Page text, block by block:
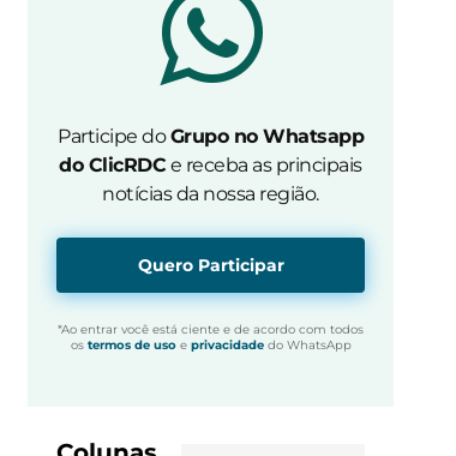
Participe doGrupo no Whatsapp
do ClicRDC e receba as principais
notícias da nossa região.
Quero Participar
*Ao entrar você está ciente e de acordo com todos
os termos de usoe privacidadedo WhatsApp